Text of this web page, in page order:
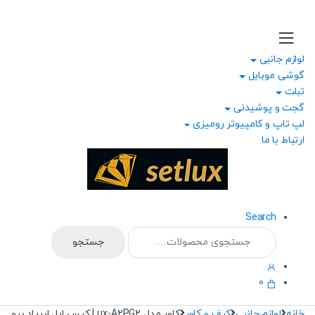
navigation
content
لوازم جانبی
گوشی موبایل
تبلت
گجت و پوشیدنی
لپ تاپ و کامپیوتر رومیزی
ارتباط با ما
Search
جستجو
برای:
جستجو
0